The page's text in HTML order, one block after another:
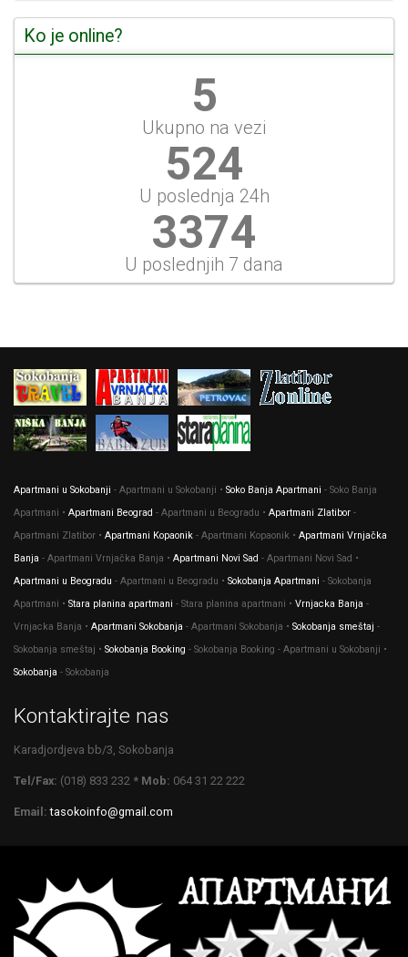
Ko je online?
6
Ukupno na vezi
585
U poslednja 24h
3763
U poslednjih 7 dana
Apartmani u Sokobanji - Apartmani u Sokobanji • Soko Banja Apartmani - Soko Banja
Apartmani • Apartmani Beograd - Apartmani u Beogradu • Apartmani Zlatibor -
Apartmani Zlatibor • Apartmani Kopaonik - Apartmani Kopaonik • Apartmani Vrnjačka
Banja - Apartmani Vrnjačka Banja • Apartmani Novi Sad - Apartmani Novi Sad •
Apartmani u Beogradu - Apartmani u Beogradu • Sokobanja Apartmani - Sokobanja
Apartmani • Stara planina apartmani - Stara planina apartmani • Vrnjacka Banja -
Vrnjacka Banja • Apartmani Sokobanja - Apartmani Sokobanja • Sokobanja smeštaj -
Sokobanja smeštaj • Sokobanja Booking - Sokobanja Booking - Apartmani u Sokobanji •
Sokobanja - Sokobanja
Kontaktirajte nas
Karadjordjeva bb/3, Sokobanja
Tel/Fax: (018) 833 232 * Mob: 064 31 22 222
Email: tasokoinfo@gmail.com